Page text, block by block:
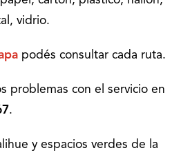
vidrio.
podés consultar cada ruta.
problemas con el servicio en
.
y espacios verdes de la